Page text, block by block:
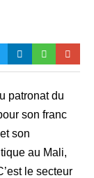
patronat du
son franc
son
au Mali,
le secteur